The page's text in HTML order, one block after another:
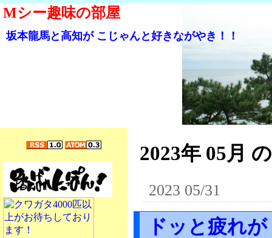
Mシー趣味の部屋
坂本龍馬と高知が こじゃんと好きながやき！！
2023年 05月
2023 05/31
ドッと疲れ